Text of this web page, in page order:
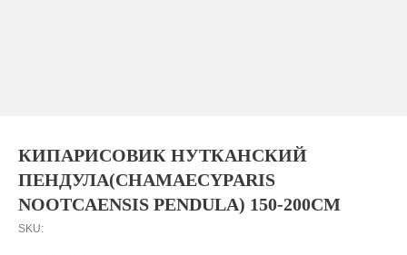
КИПАРИСОВИК НУТКАНСКИЙ
ПЕНДУЛА(CHAMAECYPARIS
NOOTCAENSIS PENDULA) 150-200СМ
SKU: